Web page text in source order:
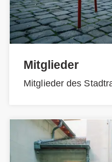
Mitglieder
Mitglieder des